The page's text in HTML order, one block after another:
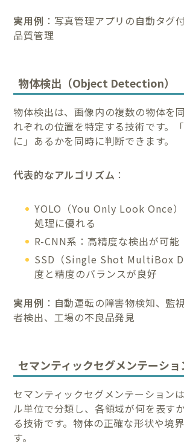
実用例 ：写真管理アプリの自動タグ
品質管理
物体検出（Object Detection）
物体検出は、画像内の複数の物体を
れぞれの位置を特定する技術です。
に」あるかを同時に判断できます。
代表的なアルゴリズム ：
YOLO（You Only Look Once
処理に優れる
R-CNN系：高精度な検出が可能
SSD（Single Shot MultiBox
度と精度のバランスが良好
実用例 ：自動運転の障害物検知、監
者検出、工場の不良品発見
セマンティックセグメンテーショ
セマンティックセグメンテーション
ル単位で分類し、各領域が何を表す
る技術です。物体の正確な形状や境
す。